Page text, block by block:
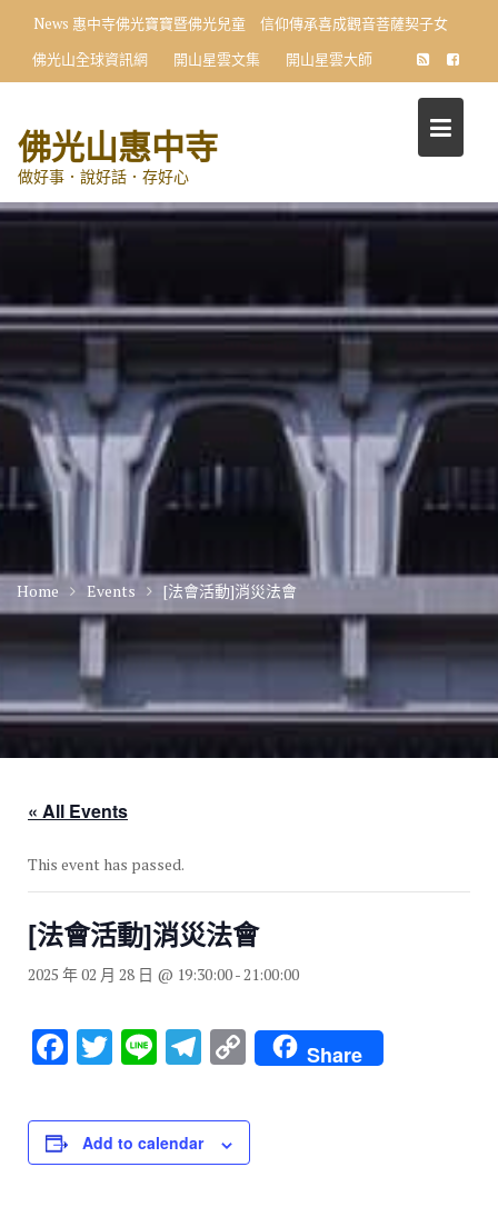
content
News 惠中寺佛光寶寶暨佛光兒童 信仰傳承喜成觀音菩薩契子女
佛光山全球資訊網
開山星雲文集 開山星雲大師
佛光山惠中寺
做好事．說好話．存好心
Home Events [法會活動]消災法會
« All Events
This event has passed.
[法會活動]消災法會
2025 年 02 月 28 日 @ 19:30:00-21:00:00
F
c
e
T
tt
er
Li
e
T
e
gr
C
o
p
y
Share
Add to calendar